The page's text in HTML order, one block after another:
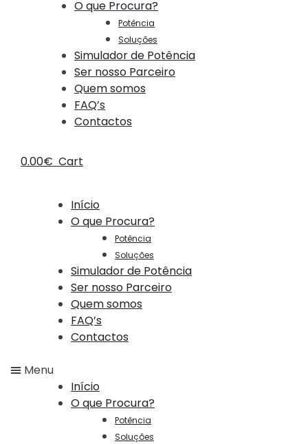
O que Procura?
Potência
Soluções
Simulador de Potência
Ser nosso Parceiro
Quem somos
FAQ’s
Contactos
0.00€ Cart
Início
O que Procura?
Potência
Soluções
Simulador de Potência
Ser nosso Parceiro
Quem somos
FAQ’s
Contactos
Menu
Início
O que Procura?
Potência
Soluções